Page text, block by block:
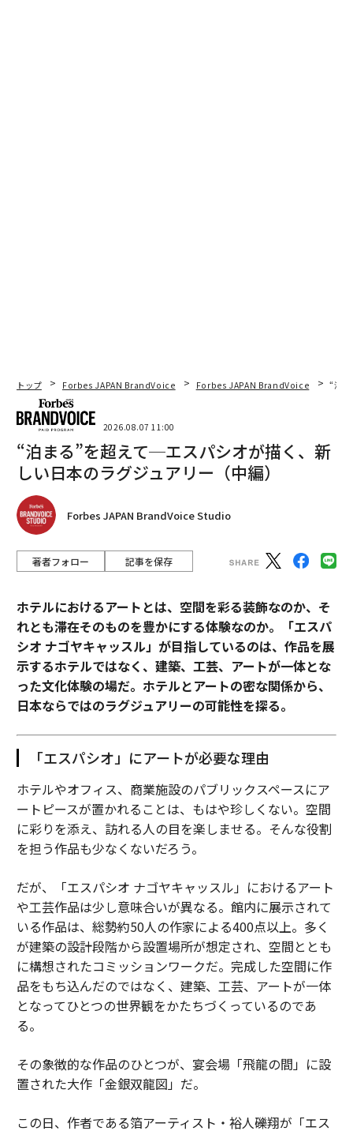
トップ Forbes JAPAN BrandVoice Forbes JAPAN BrandVoice “泊
2026.08.07 11:00
“泊まる”を超えて─エスパシオが描く、新
しい日本のラグジュアリー（中編）
Forbes JAPAN BrandVoice Studio
著者フォロー 記事を保存
ホテルにおけるアートとは、空間を彩る装飾なのか、そ
れとも滞在そのものを豊かにする体験なのか。「エスパ
シオ ナゴヤキャッスル」が目指しているのは、作品を展
示するホテルではなく、建築、工芸、アートが一体とな
った文化体験の場だ。ホテルとアートの密な関係から、
日本ならではのラグジュアリーの可能性を探る。
「エスパシオ」にアートが必要な理由
ホテルやオフィス、商業施設のパブリックスペースにア
ートピースが置かれることは、もはや珍しくない。空間
に彩りを添え、訪れる人の目を楽しませる。そんな役割
を担う作品も少なくないだろう。
だが、「エスパシオ ナゴヤキャッスル」におけるアート
や工芸作品は少し意味合いが異なる。館内に展示されて
いる作品は、総勢約50人の作家による400点以上。多く
が建築の設計段階から設置場所が想定され、空間ととも
に構想されたコミッションワークだ。完成した空間に作
品をもち込んだのではなく、建築、工芸、アートが一体
となってひとつの世界観をかたちづくっているのであ
る。
その象徴的な作品のひとつが、宴会場「飛龍の間」に設
置された大作「金銀双龍図」だ。
この日、作者である箔アーティスト・裕人礫翔が「エス